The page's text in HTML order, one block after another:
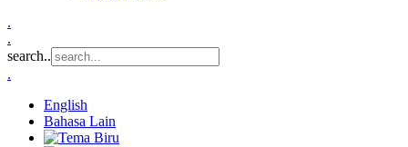
.
.
search..
.
English
Bahasa Lain